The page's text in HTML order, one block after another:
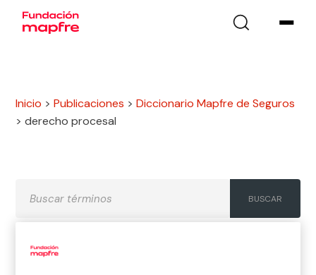
Inicio >Publicaciones >Diccionario Mapfre de Seguros
>derecho procesal